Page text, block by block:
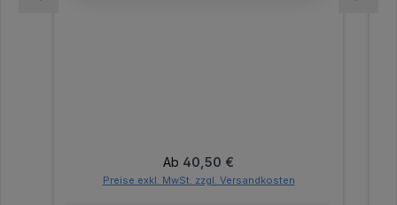
Regulärer Preis:
Ab 40,50 €
Preise exkl. MwSt. zzgl. Versandkosten